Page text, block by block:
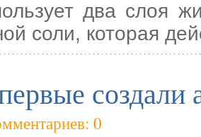
два слоя
соли, которая
создали
0